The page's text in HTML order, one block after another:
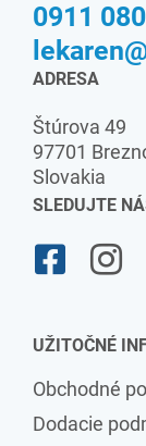
0911
ADRESA
Štúrova 49
97701
Slovakia
SLEDUJTE
UŽITOČNÉ
Obchodné
Dodacie